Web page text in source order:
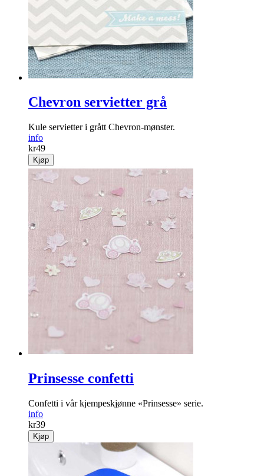
Chevron servietter grå
Kule servietter i grått Chevron-mønster.
info
kr49
Kjøp
Prinsesse confetti
Confetti i vår kjempeskjønne «Prinsesse» serie.
info
kr39
Kjøp